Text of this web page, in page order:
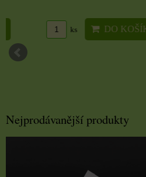
DO KOŠÍKU
Nejprodávanější produkty